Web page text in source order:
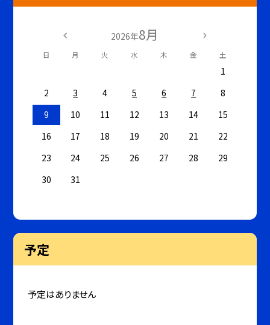
2026年8月
日 月 火 水 木 金 土
1
2
3 4 5 6 7
8
9
10 11 12 13 14
15
16
17 18 19 20 21
22
23
24 25 26 27 28
29
30
31
予定
予定はありません